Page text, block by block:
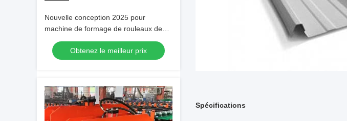
Nouvelle conception 2025 pour
machine de formage de rouleaux de
tôles de toiture en tuiles vernissées
avec 18 rangées
Obtenez le meilleur prix
Spécifications